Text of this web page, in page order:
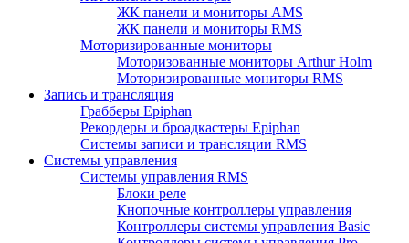
ЖК панели и мониторы AMS
ЖК панели и мониторы RMS
Моторизированные мониторы
Моторизованные мониторы Arthur Holm
Моторизированные мониторы RMS
Запись и трансляция
Грабберы Epiphan
Рекордеры и броадкастеры Epiphan
Системы записи и трансляции RMS
Системы управления
Системы управления RMS
Блоки реле
Кнопочные контроллеры управления
Контроллеры системы управления Basic